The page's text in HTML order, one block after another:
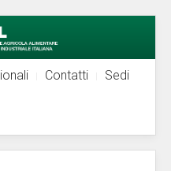
Contatti
Sedi